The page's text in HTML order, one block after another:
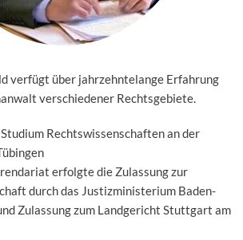
verfügt über jahrzehntelange Erfahrung
verschiedener Rechtsgebiete.
Rechtswissenschaften an der
erfolgte die Zulassung zur
durch das Justizministerium Baden-
Zulassung zum Landgericht Stuttgart am